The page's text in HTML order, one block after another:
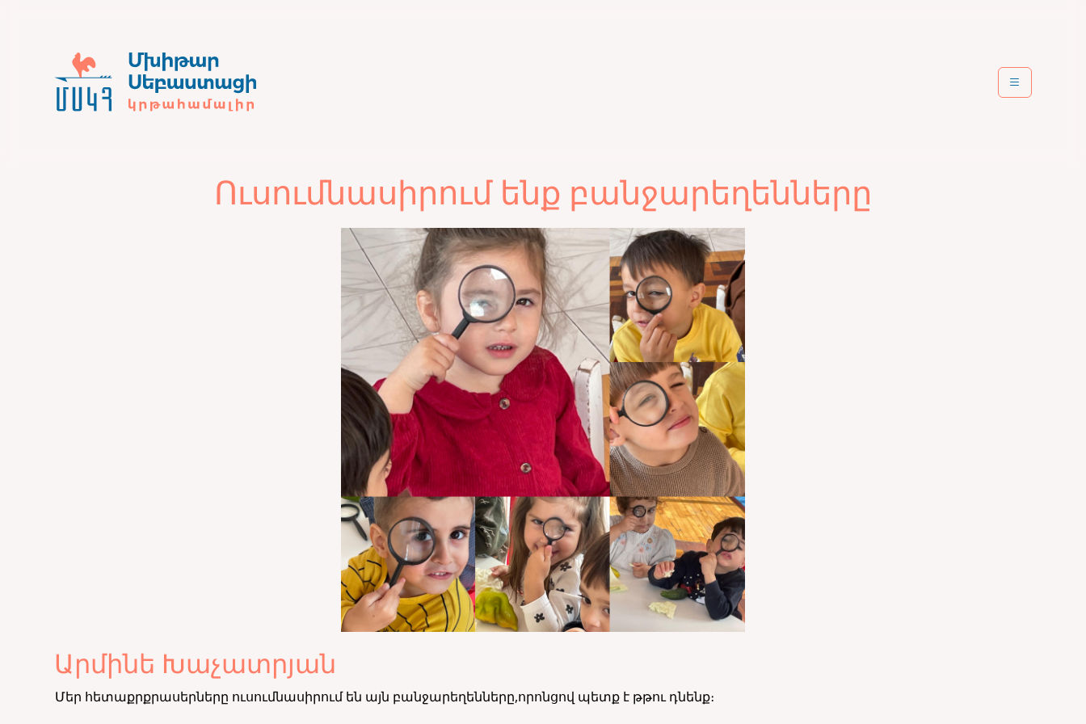
Ուսումնասիրում ենք բանջարեղենները
Արմինե Խաչատրյան
Մեր հետաքրքրասերները ուսումնասիրում են այն բանջարեղենները,որոնցով պետք է թթու դնենք։